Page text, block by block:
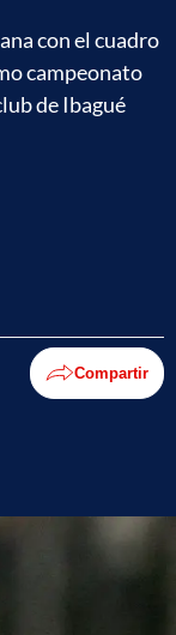
con el cuadro
campeonato
de Ibagué
Compartir